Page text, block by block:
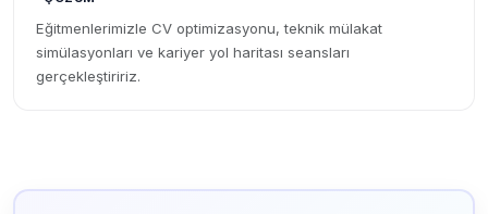
Eğitmenlerimizle CV optimizasyonu, teknik mülakat
simülasyonları ve kariyer yol haritası seansları
gerçekleştiririz.